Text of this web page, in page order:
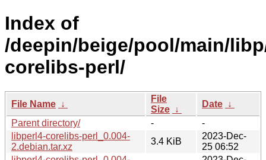
Index of
/deepin/beige/pool/main/
corelibs-perl/
File Name ↓
File
Size ↓
Date ↓
Parent directory/
-
-
libperl4-corelibs-perl_0.004-
2.debian.tar.xz
3.4 KiB
2023-Dec-
25 06:52